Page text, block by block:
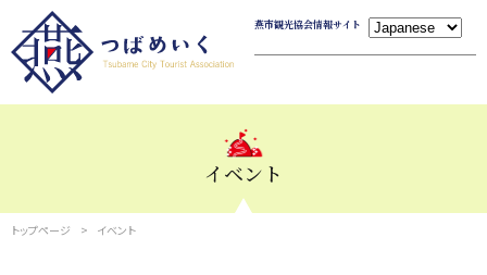
燕市観光協会情報サイト
イベント
トップページ イベント